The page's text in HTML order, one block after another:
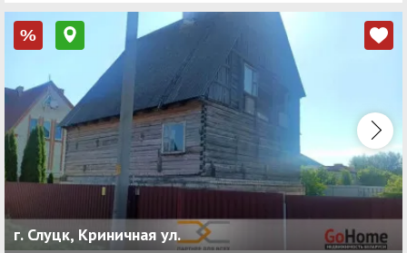
%
г. Слуцк, Криничная ул.